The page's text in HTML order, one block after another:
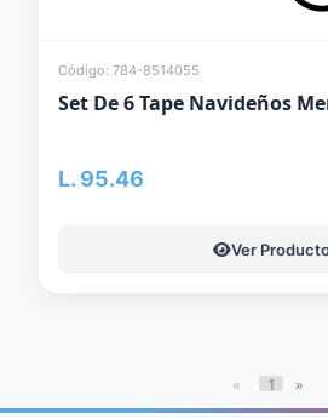
Código: 784-8514055
Set De 6 Tape Navideños
L. 95.46
Ver
« 1 »